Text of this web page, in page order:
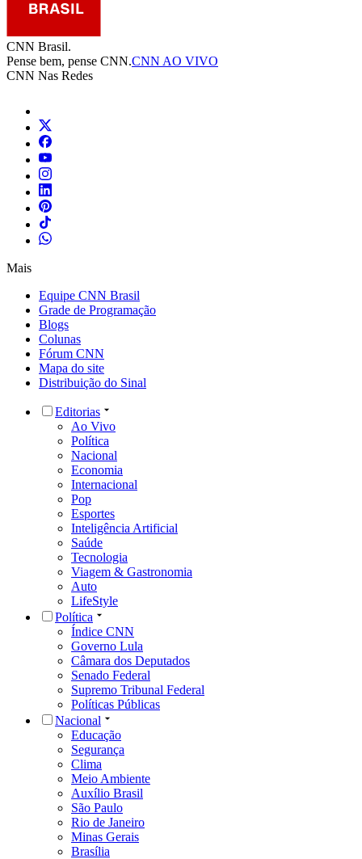
CNN Brasil.
Pense bem, pense CNN.CNN AO VIVO
CNN Nas Redes
Mais
Equipe CNN Brasil
Grade de Programação
Blogs
Colunas
Fórum CNN
Mapa do site
Distribuição do Sinal
Editorias
Ao Vivo
Política
Nacional
Economia
Internacional
Pop
Esportes
Inteligência Artificial
Saúde
Tecnologia
Viagem & Gastronomia
Auto
LifeStyle
Política
Índice CNN
Governo Lula
Câmara dos Deputados
Senado Federal
Supremo Tribunal Federal
Políticas Públicas
Nacional
Educação
Segurança
Clima
Meio Ambiente
Auxílio Brasil
São Paulo
Rio de Janeiro
Minas Gerais
Brasília